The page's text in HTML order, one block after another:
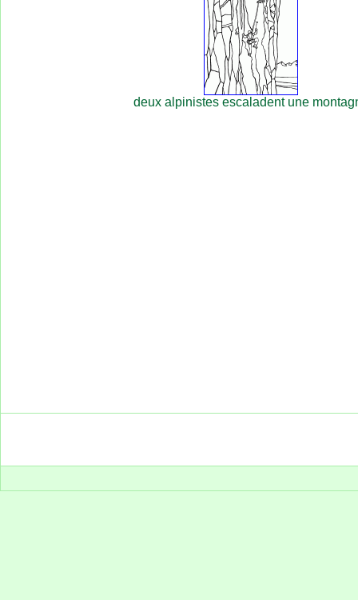
deux alpinistes escaladent une